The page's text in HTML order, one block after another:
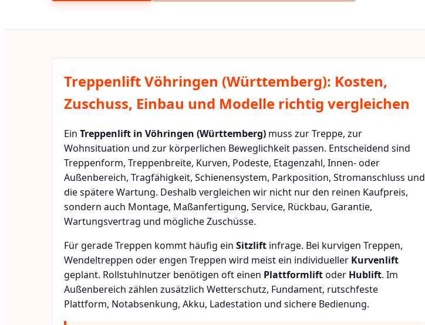
Treppenlift Vöhringen (Württemberg): Kosten,
Zuschuss, Einbau und Modelle richtig vergleichen
Ein Treppenlift in Vöhringen (Württemberg) muss zur Treppe, zur
Wohnsituation und zur körperlichen Beweglichkeit passen. Entscheidend sind
Treppenform, Treppenbreite, Kurven, Podeste, Etagenzahl, Innen- oder
Außenbereich, Tragfähigkeit, Schienensystem, Parkposition, Stromanschluss und
die spätere Wartung. Deshalb vergleichen wir nicht nur den reinen Kaufpreis,
sondern auch Montage, Maßanfertigung, Service, Rückbau, Garantie,
Wartungsvertrag und mögliche Zuschüsse.
Für gerade Treppen kommt häufig ein Sitzlift infrage. Bei kurvigen Treppen,
Wendeltreppen oder engen Treppen wird meist ein individueller Kurvenlift
geplant. Rollstuhlnutzer benötigen oft einen Plattformliftoder Hublift. Im
Außenbereich zählen zusätzlich Wetterschutz, Fundament, rutschfeste
Plattform, Notabsenkung, Akku, Ladestation und sichere Bedienung.